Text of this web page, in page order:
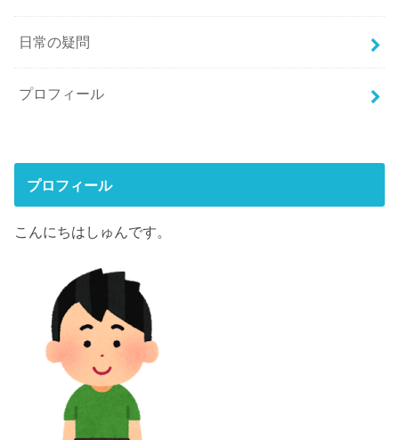
日常の疑問
プロフィール
プロフィール
こんにちはしゅんです。